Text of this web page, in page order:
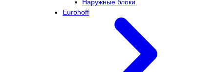
Наружные блоки
Eurohoff